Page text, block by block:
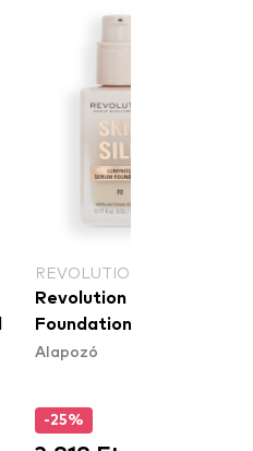
REVOLUTION
Revolution Skin Silk
Foundation - F2
Alapozó
-25%